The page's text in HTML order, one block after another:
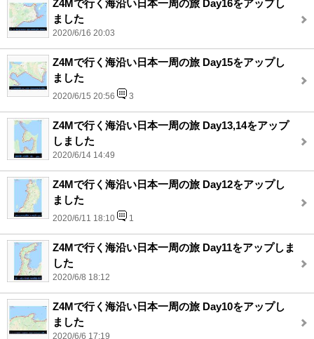
Z4Mで行く海沿い日本一周の旅 Day16をアップし
ました
2020/6/16 20:03
Z4Mで行く海沿い日本一周の旅 Day15をアップし
ました
2020/6/15 20:56 3
Z4Mで行く海沿い日本一周の旅 Day13,14をアップ
しました
2020/6/14 14:49
Z4Mで行く海沿い日本一周の旅 Day12をアップし
ました
2020/6/11 18:10 1
Z4Mで行く海沿い日本一周の旅 Day11をアップしま
した
2020/6/8 18:12
Z4Mで行く海沿い日本一周の旅 Day10をアップし
ました
2020/6/6 17:19